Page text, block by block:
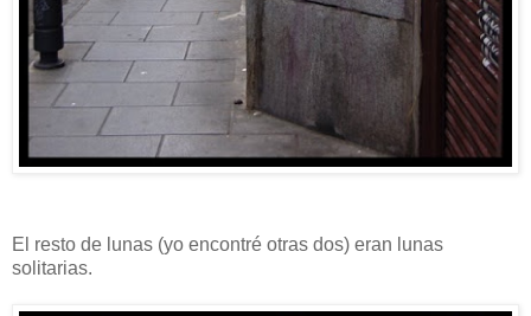
El resto de lunas (yo encontré otras dos) eran lunas
solitarias.